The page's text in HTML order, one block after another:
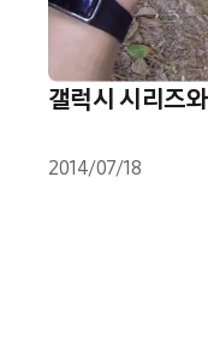
갤럭시 시리즈
2014/07/18